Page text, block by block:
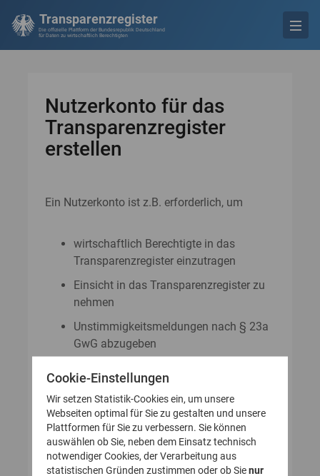
Transparenzregister
Die offizielle Plattform der Bundesrepublik Deutschland
für Daten zu wirtschaftlich Berechtigten
Nutzerkonto für das
Transparenzregister
erstellen
Ein Nutzerkonto ist z.B. erforderlich, um
wirtschaftlich Berechtigte in das
Transparenzregister einzutragen
Einsicht in das Transparenzregister zu
nehmen
Unstimmigkeitsmeldungen nach § 23a
GwG abzugeben
GwG zu stellen
So legen Sie Ihr Nutzerkonto für
das Transparenzregister an
Cookie-Einstellungen
Wir setzen Statistik-Cookies ein, um unsere
Webseiten optimal für Sie zu gestalten und unsere
Plattformen für Sie zu verbessern. Sie können
auswählen ob Sie, neben dem Einsatz technisch
notwendiger Cookies, der Verarbeitung aus
statistischen Gründen zustimmen oder ob Sienur